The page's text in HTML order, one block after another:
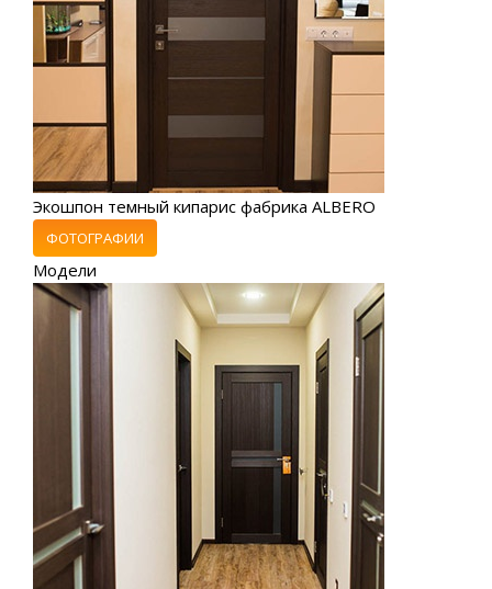
Экошпон темный кипарис фабрика ALBERO
ФОТОГРАФИИ
Модели